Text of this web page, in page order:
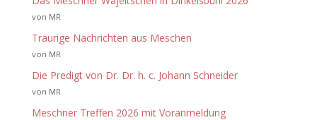
von MR
Traurige Nachrichten aus Meschen
von MR
Die Predigt von Dr. Dr. h. c. Johann Schneider
von MR
Meschner Treffen 2026 mit Voranmeldung